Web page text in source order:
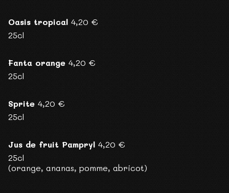
Oasis tropical 4,20 €
25cl
Fanta orange 4,20 €
25cl
Sprite 4,20 €
25cl
Jus de fruit Pampryl 4,20 €
25cl
(orange, ananas, pomme, abricot)